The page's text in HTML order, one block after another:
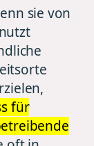
sie von
für